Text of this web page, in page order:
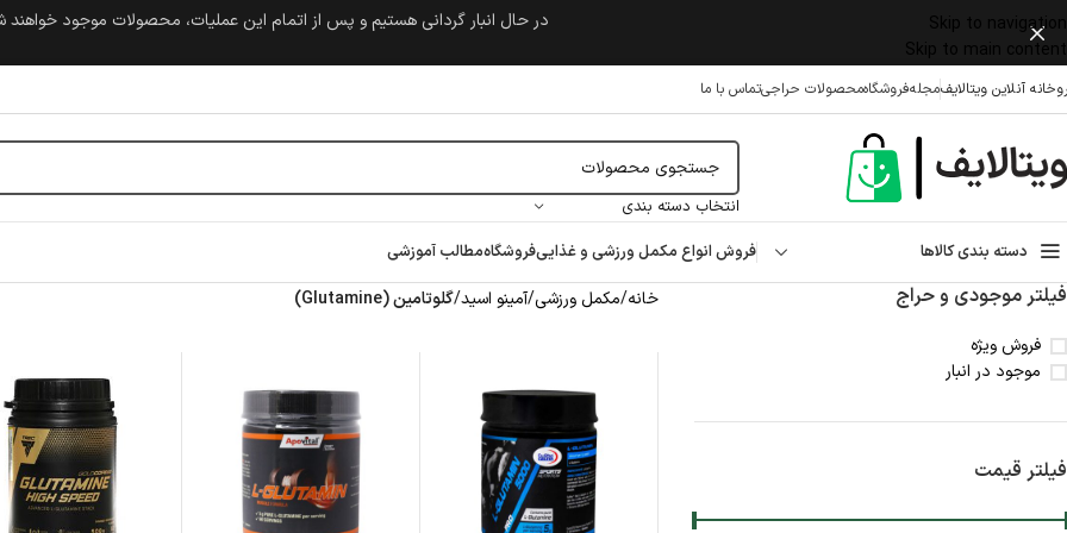
Skip to navigation
Skip to main content
در حال انبار گردانی هستیم و پس از اتمام این عملیات، محصولات موجود خواهند
آنلاین ویتالایفمجلهفروشگاهمحصولات حراجیتماس با ما
انتخاب دسته بندی
دسته بندی کالاها فروش انواع مکمل ورزشی و غذاییفروشگاهمطالب آموزشی
فیلتر موجودی و حراج
فروش ویژه
موجود در انبار
فیلتر قیمت
خانه/مکمل ورزشی/آمینو اسید/گلوتامین (Glutamine)